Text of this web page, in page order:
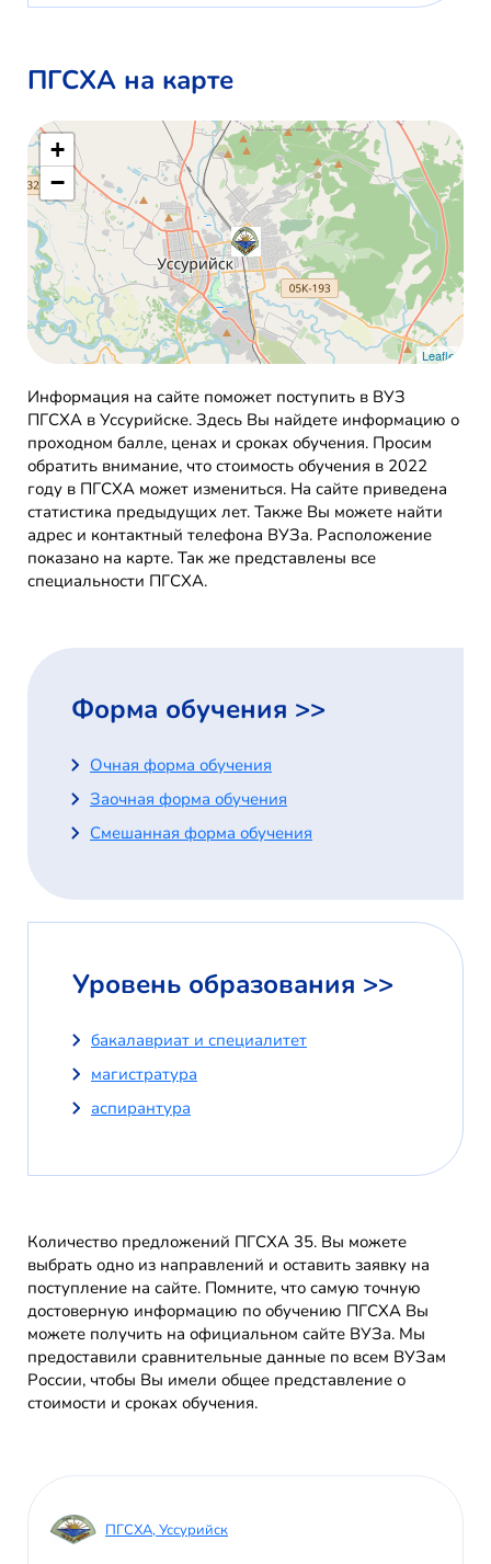
ПГСХА на карте
+
−
Leaflet
Информация на сайте поможет поступить в ВУЗ
ПГСХА в Уссурийске. Здесь Вы найдете информацию о
проходном балле, ценах и сроках обучения. Просим
обратить внимание, что стоимость обучения в 2022
году в ПГСХА может измениться. На сайте приведена
статистика предыдущих лет. Также Вы можете найти
адрес и контактный телефона ВУЗа. Расположение
показано на карте. Так же представлены все
специальности ПГСХА.
Форма обучения >>
Очная форма обучения
Заочная форма обучения
Смешанная форма обучения
Уровень образования >>
бакалавриат и специалитет
магистратура
аспирантура
Количество предложений ПГСХА 35. Вы можете
выбрать одно из направлений и оставить заявку на
поступление на сайте. Помните, что самую точную
достоверную информацию по обучению ПГСХА Вы
можете получить на официальном сайте ВУЗа. Мы
предоставили сравнительные данные по всем ВУЗам
России, чтобы Вы имели общее представление о
стоимости и сроках обучения.
ПГСХА, Уссурийск